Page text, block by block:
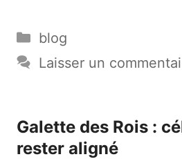
Catégories
blog
Laisser un
Galette des Rois :
rester aligné